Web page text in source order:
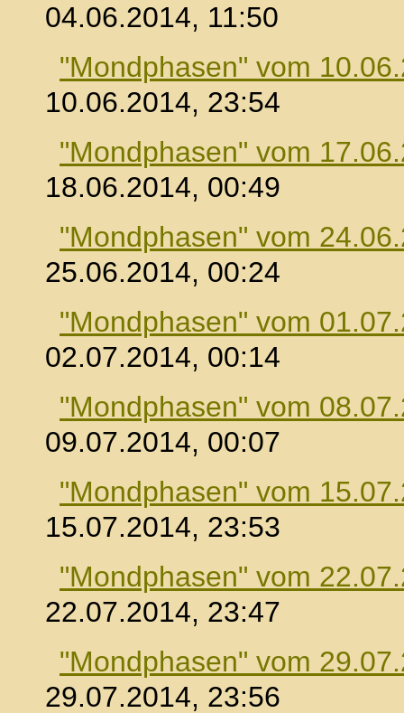
04.06.2014, 11:50
"Mondphasen" vom
10.06.2014, 23:54
"Mondphasen" vom
18.06.2014, 00:49
"Mondphasen" vom
25.06.2014, 00:24
"Mondphasen" vom
02.07.2014, 00:14
"Mondphasen" vom
09.07.2014, 00:07
"Mondphasen" vom
15.07.2014, 23:53
"Mondphasen" vom
22.07.2014, 23:47
"Mondphasen" vom
29.07.2014, 23:56